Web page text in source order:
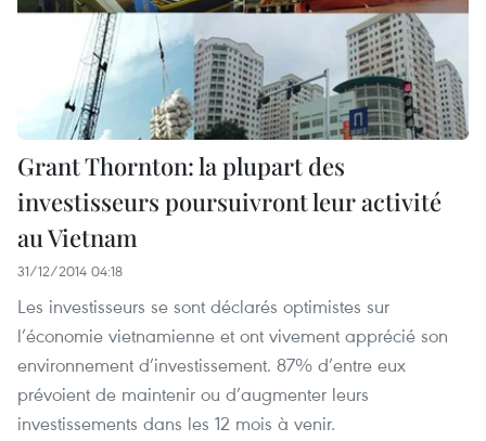
Grant Thornton: la plupart des
investisseurs poursuivront leur activité
au Vietnam
31/12/2014 04:18
Les investisseurs se sont déclarés optimistes sur
l’économie vietnamienne et ont vivement apprécié son
environnement d’investissement. 87% d’entre eux
prévoient de maintenir ou d’augmenter leurs
investissements dans les 12 mois à venir.